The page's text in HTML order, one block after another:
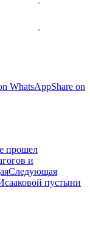
WhatsAppShare on
прошел
и
Следующая
пустыни